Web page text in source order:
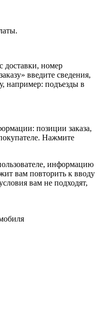
доставки, номер
введите сведения,
например: подъезды в
позиции заказа,
Нажмите
информацию
вам повторить к вводу
вам не подходят,